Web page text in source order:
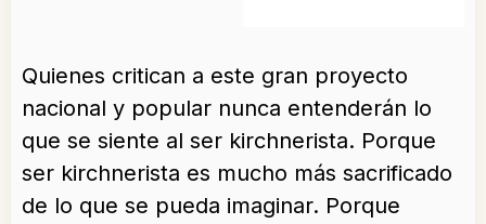
Quienes critican a este gran proyecto
nacional y popular nunca entenderán lo
que se siente al ser kirchnerista. Porque
ser kirchnerista es mucho más sacrificado
de lo que se pueda imaginar. Porque